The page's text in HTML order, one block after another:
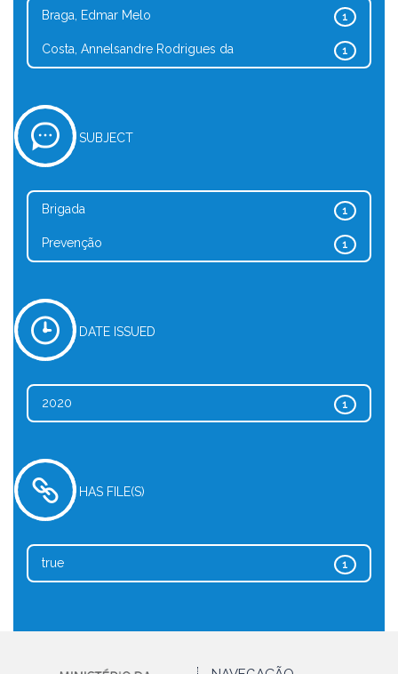
1
Braga, Edmar Melo
1
Costa, Annelsandre Rodrigues da
SUBJECT
1
Brigada
1
Prevenção
DATE ISSUED
1
2020
HAS FILE(S)
1
true